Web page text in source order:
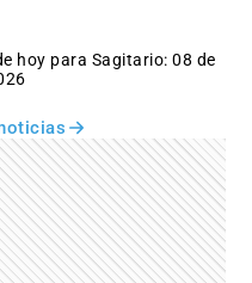
hoy para Sagitario: 08 de